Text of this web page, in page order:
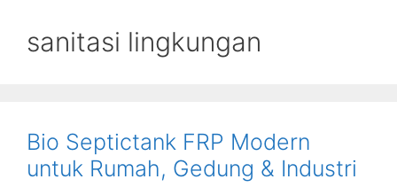
sanitasi lingkungan
Bio Septictank FRP Modern
untuk Rumah, Gedung & Industri